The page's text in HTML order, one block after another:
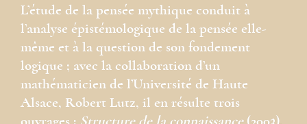
L’étude de la pensée mythique conduit à
l’analyse épistémologique de la pensée elle-
même et à la question de son fondement
logique ; avec la collaboration d’un
mathématicien de l’Université de Haute
Alsace, Robert Lutz, il en résulte trois